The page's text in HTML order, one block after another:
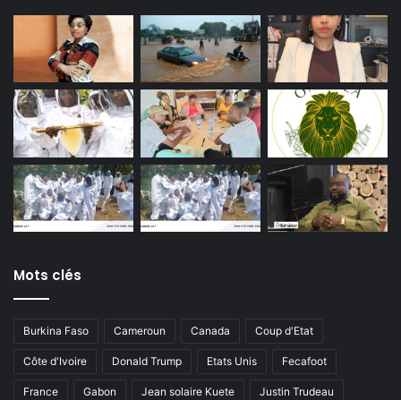
Mots clés
Burkina Faso Cameroun Canada Coup d'Etat
Côte d'Ivoire Donald Trump Etats Unis Fecafoot
France Gabon Jean solaire Kuete Justin Trudeau